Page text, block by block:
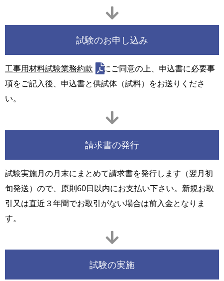
試験のお申し込み
工事用材料試験業務約款
にご同意の上、申込書に必要事
項をご記入後、申込書と供試体（試料）をお送りくださ
い。
請求書の発行
試験実施月の月末にまとめて請求書を発行します（翌月初
旬発送）ので、原則60日以内にお支払い下さい。新規お取
引又は直近３年間でお取引がない場合は前入金となりま
す。
試験の実施